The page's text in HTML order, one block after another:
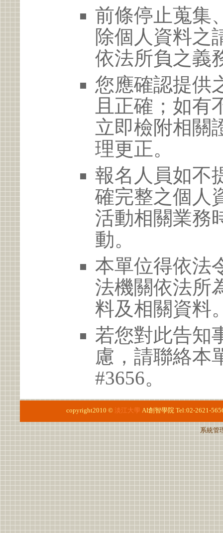
前條停止蒐集
除個人資料之
依法所負之義
您應確認提供
且正確；如有
立即檢附相關
理更正。
報名人員如不
確完整之個人
活動相關業務
動。
本單位得依法
法機關依法所
料及相關資料
若您對此告知
慮，請聯絡本
#3656。
copyright2010 © 淡江大學 AI創智學院 Tel:02-2621-
系統管